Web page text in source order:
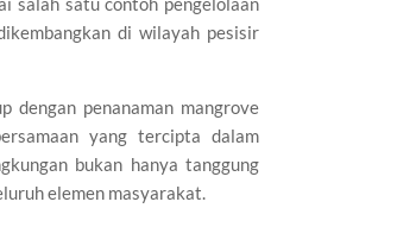
di wilayah pesisir
penanaman mangrove
yang tercipta dalam
bukan hanya tanggung
elemen masyarakat.